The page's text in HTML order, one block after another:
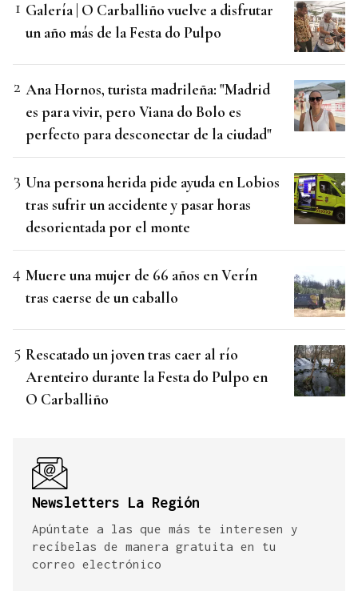
Galería | O Carballiño vuelve a disfrutar
un año más de la Festa do Pulpo
Ana Hornos, turista madrileña: "Madrid
es para vivir, pero Viana do Bolo es
perfecto para desconectar de la ciudad"
Una persona herida pide ayuda en Lobios
tras sufrir un accidente y pasar horas
desorientada por el monte
Muere una mujer de 66 años en Verín
tras caerse de un caballo
Rescatado un joven tras caer al río
Arenteiro durante la Festa do Pulpo en
O Carballiño
Newsletters La Región
Apúntate a las que más te interesen y
recíbelas de manera gratuita en tu
correo electrónico